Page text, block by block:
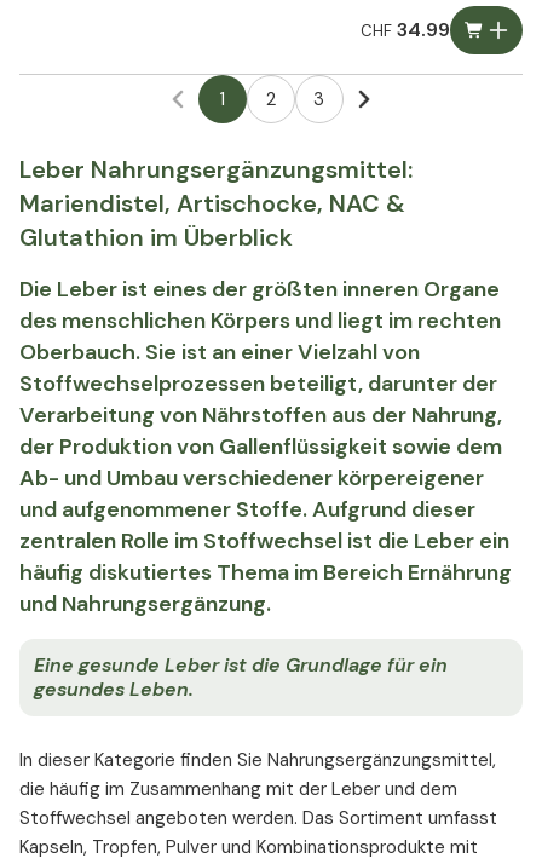
CHF34.99
1 2 3
Leber Nahrungsergänzungsmittel:
Mariendistel, Artischocke, NAC &
Glutathion im Überblick
Die Leber ist eines der größten inneren Organe
des menschlichen Körpers und liegt im rechten
Oberbauch. Sie ist an einer Vielzahl von
Stoffwechselprozessen beteiligt, darunter der
Verarbeitung von Nährstoffen aus der Nahrung,
der Produktion von Gallenflüssigkeit sowie dem
Ab- und Umbau verschiedener körpereigener
und aufgenommener Stoffe. Aufgrund dieser
zentralen Rolle im Stoffwechsel ist die Leber ein
häufig diskutiertes Thema im Bereich Ernährung
und Nahrungsergänzung.
Eine gesunde Leber ist die Grundlage für ein
gesundes Leben.
In dieser Kategorie finden Sie Nahrungsergänzungsmittel,
die häufig im Zusammenhang mit der Leber und dem
Stoffwechsel angeboten werden. Das Sortiment umfasst
Kapseln, Tropfen, Pulver und Kombinationsprodukte mit